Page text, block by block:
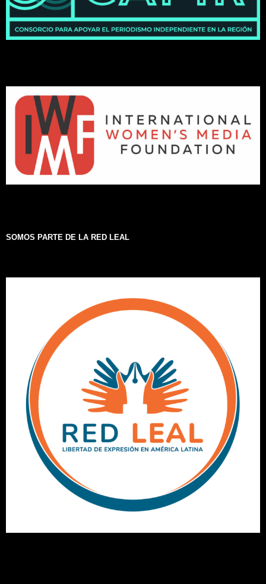
SOMOS PARTE DE LA RED LEAL